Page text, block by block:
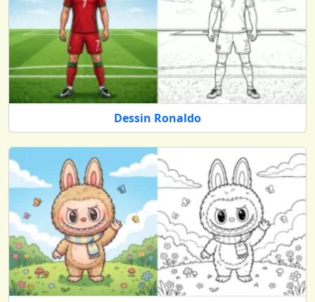
réelle valeur éducative :
Tendances Saisonnières : Des illustrations
exclusives basées sur les fêtes et événements à
venir, pour que vous et vos enfants soyez toujours
au cœur de l’actualité créative.
Personnages Favoris: Des mises à jour constantes
incluant les héros de dessins animés, les
personnages de bandes dessinées et les icônes
culturelles les plus plébiscités.
Nouveaux Motifs Relaxants: Des mandalas
raffinés et des paysages apaisants fraîchement
ajoutés, spécialement conçus pour ceux qui
recherchent une thérapie efficace contre le stress.
Dessin Ronaldo